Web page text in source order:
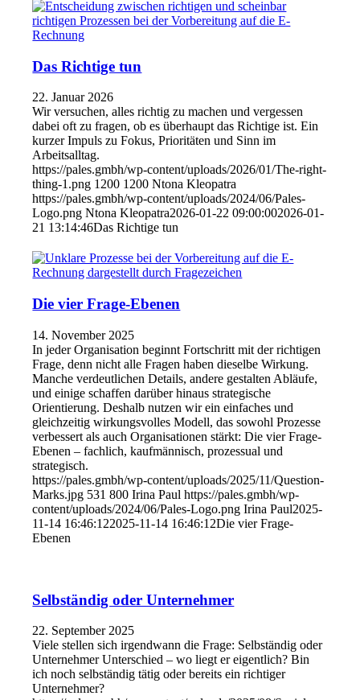
Das Richtige tun
22. Januar 2026
Wir versuchen, alles richtig zu machen und vergessen
dabei oft zu fragen, ob es überhaupt das Richtige ist. Ein
kurzer Impuls zu Fokus, Prioritäten und Sinn im
Arbeitsalltag.
https://pales.gmbh/wp-content/uploads/2026/01/The-right-
thing-1.png 1200 1200 Ntona Kleopatra
https://pales.gmbh/wp-content/uploads/2024/06/Pales-
Logo.png Ntona Kleopatra2026-01-22 09:00:002026-01-
21 13:14:46Das Richtige tun
Die vier Frage-Ebenen
14. November 2025
In jeder Organisation beginnt Fortschritt mit der richtigen
Frage, denn nicht alle Fragen haben dieselbe Wirkung.
Manche verdeutlichen Details, andere gestalten Abläufe,
und einige schaffen darüber hinaus strategische
Orientierung. Deshalb nutzen wir ein einfaches und
gleichzeitig wirkungsvolles Modell, das sowohl Prozesse
verbessert als auch Organisationen stärkt: Die vier Frage-
Ebenen – fachlich, kaufmännisch, prozessual und
strategisch.
https://pales.gmbh/wp-content/uploads/2025/11/Question-
Marks.jpg 531 800 Irina Paul https://pales.gmbh/wp-
content/uploads/2024/06/Pales-Logo.png Irina Paul2025-
11-14 16:46:122025-11-14 16:46:12Die vier Frage-
Ebenen
Selbständig oder Unternehmer
22. September 2025
Viele stellen sich irgendwann die Frage: Selbständig oder
Unternehmer Unterschied – wo liegt er eigentlich? Bin
ich noch selbständig tätig oder bereits ein richtiger
Unternehmer?